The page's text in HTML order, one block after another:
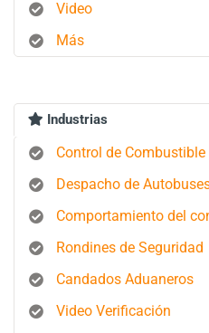
Video
Más
Industrias
Control de Combustible
Despacho de
Comportamiento del
Rondines de Seguridad
Candados Aduaneros
Video Verificación